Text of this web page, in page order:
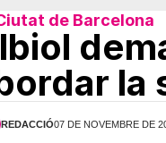
de Barcelona
la
REDACCIÓ07 DE NOVEMBRE DE